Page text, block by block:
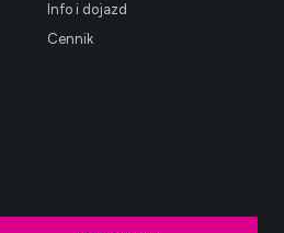
Info i dojazd
Cennik